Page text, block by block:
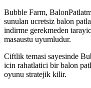
Bubble Farm,
sunulan ucretsiz balon
indirme gerekmeden
masaustu uyumludur.
Ciftlik temasi sayesinde
icin rahatlatici bir balon
oyunu stratejik kilir.